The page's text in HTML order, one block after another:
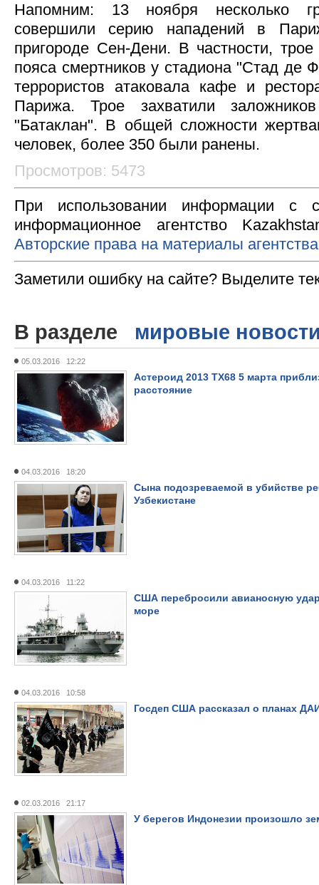
Напомним: 13 ноября несколько
совершили серию нападений в
пригороде Сен-Дени. В частности,
пояса смертников у стадиона "Стад де
террористов атаковала кафе и
Парижа. Трое захватили
"Батаклан". В общей сложности
человек, более 350 были ранены.
Просмотров: 5473
При использовании информации с
информационное агентство
Авторские права на материалы
Заметили ошибку на сайте? Выделите
В разделе мировые
05.03.2016 12:22
Астероид 2013 TX68 5 марта
расстояние
04.03.2016 18:20
Сына подозреваемой в убийстве
Узбекистане
04.03.2016 11:22
США перебросили авианосную
море
04.03.2016 10:58
Госдеп США рассказал о планах
02.03.2016 21:17
У берегов Индонезии произошло